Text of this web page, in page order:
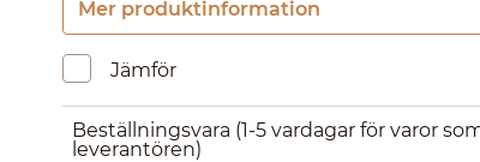
Mer produktinformation
Jämför
Beställningsvara (1-5 vardagar för varor
leverantören)